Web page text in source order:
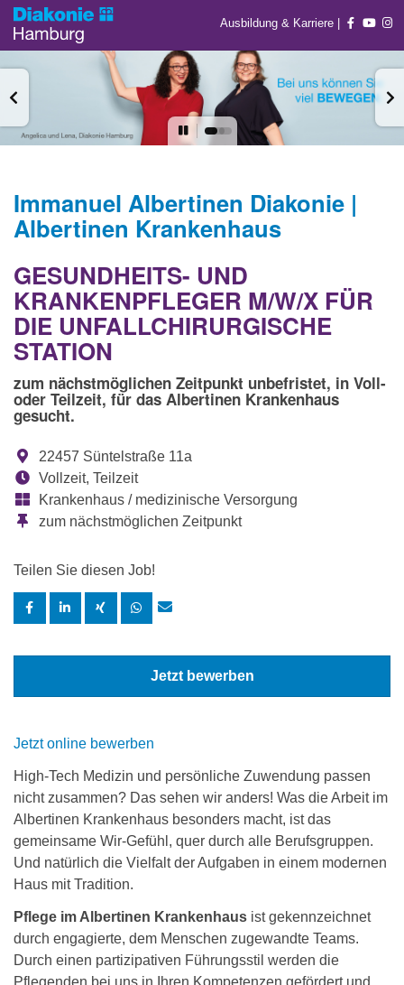
Ausbildung & Karriere |
Immanuel Albertinen Diakonie |
Albertinen Krankenhaus
GESUNDHEITS- UND
KRANKENPFLEGER M/W/X FÜR
DIE UNFALLCHIRURGISCHE
STATION
zum nächstmöglichen Zeitpunkt unbefristet, in Voll-
oder Teilzeit, für das Albertinen Krankenhaus
gesucht.
22457 Süntelstraße 11a
Vollzeit, Teilzeit
Krankenhaus / medizinische Versorgung
zum nächstmöglichen Zeitpunkt
Teilen Sie diesen Job!
Jetzt bewerben
Jetzt online bewerben
High-Tech Medizin und persönliche Zuwendung passen
nicht zusammen? Das sehen wir anders! Was die Arbeit im
Albertinen Krankenhaus besonders macht, ist das
gemeinsame Wir-Gefühl, quer durch alle Berufsgruppen.
Und natürlich die Vielfalt der Aufgaben in einem modernen
Haus mit Tradition.
Pflege im Albertinen Krankenhaus ist gekennzeichnet
durch engagierte, dem Menschen zugewandte Teams.
Durch einen partizipativen Führungsstil werden die